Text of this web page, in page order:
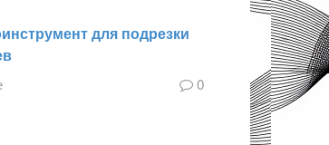
для подрезки
0